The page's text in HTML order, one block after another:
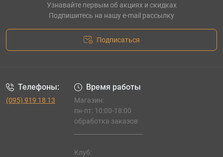
Узнавайте первым об акциях и скидках
Подпишитесь на нашу e-mail рассылку
Подписаться
Телефоны:
(095) 919 18 13
Время работы
Магазин:
пн-пт: 10:00-18:00
обработка заказов
Клуб: